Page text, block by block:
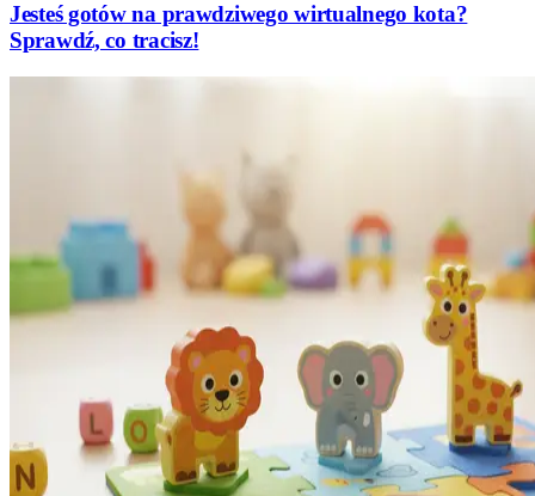
Jesteś gotów na prawdziwego wirtualnego kota?
Sprawdź, co tracisz!